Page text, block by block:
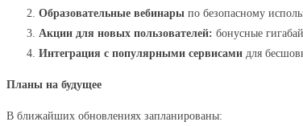
Образовательные вебинары по безопасному
Акции для новых пользователей: бонусные
Интеграция с популярными сервисами для
Планы на будущее
В ближайших обновлениях запланированы: